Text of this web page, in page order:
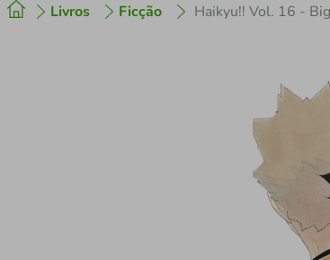
Livros Ficção Haikyu!! Vol. 16 - Big
2º cafeteira